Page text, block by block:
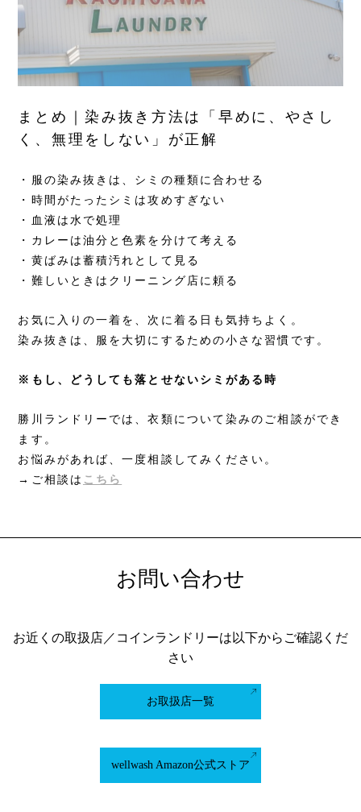
まとめ｜染み抜き方法は「早めに、やさし
く、無理をしない」が正解
・服の染み抜きは、シミの種類に合わせる
・時間がたったシミは攻めすぎない
・血液は水で処理
・カレーは油分と色素を分けて考える
・黄ばみは蓄積汚れとして見る
・難しいときはクリーニング店に頼る
お気に入りの一着を、次に着る日も気持ちよく。
染み抜きは、服を大切にするための小さな習慣です。
※もし、どうしても落とせないシミがある時
勝川ランドリーでは、衣類について染みのご相談ができ
ます。
お悩みがあれば、一度相談してみください。
→ご相談は こちら
お問い合わせ
お近くの取扱店／コインランドリーは以下からご確認くだ
さい
お取扱店一覧
wellwash Amazon公式ストア